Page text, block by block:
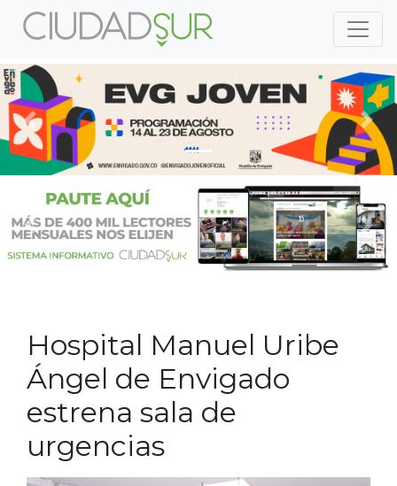
Previous
Previous
Hospital Manuel Uribe
Ángel de Envigado
estrena sala de
urgencias